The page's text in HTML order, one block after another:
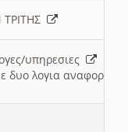
υπηρεσιες
δυο λογια αναφορικα